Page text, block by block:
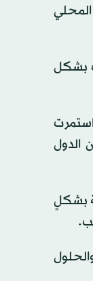
المحلي
بشكل
عبر إمارة أبوظبي، واستمرت
الدول
بشكلٍ